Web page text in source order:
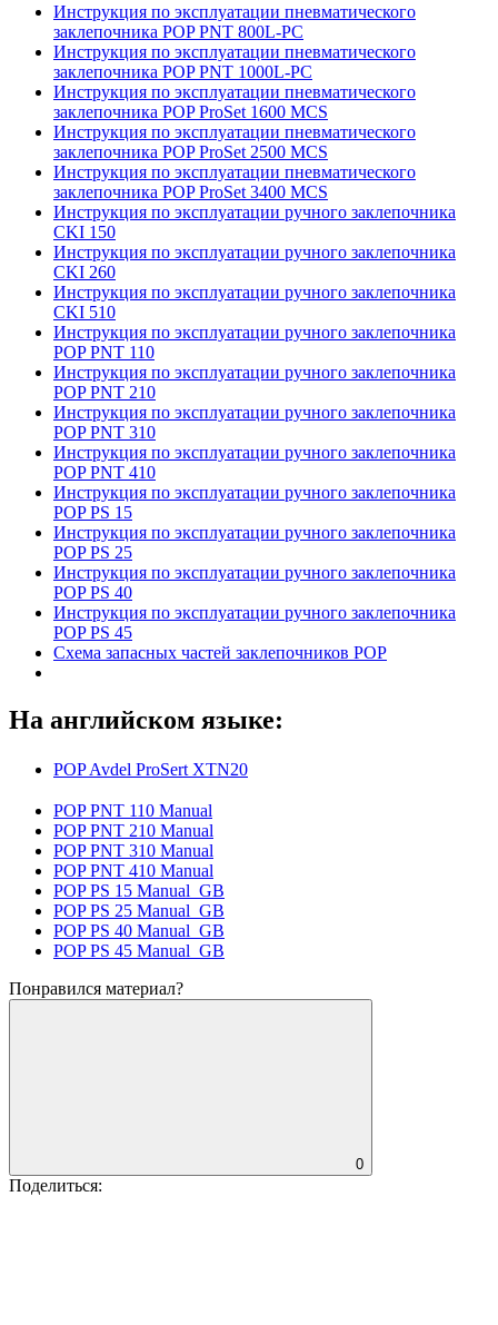
Инструкция по эксплуатации пневматического
заклепочника POP PNT 800L-PC
Инструкция по эксплуатации пневматического
заклепочника POP PNT 1000L-PC
Инструкция по эксплуатации пневматического
заклепочника POP ProSet 1600 MCS
Инструкция по эксплуатации пневматического
заклепочника POP ProSet 2500 MCS
Инструкция по эксплуатации пневматического
заклепочника POP ProSet 3400 MCS
Инструкция по эксплуатации ручного заклепочника
CKI 150
Инструкция по эксплуатации ручного заклепочника
CKI 260
Инструкция по эксплуатации ручного заклепочника
CKI 510
Инструкция по эксплуатации ручного заклепочника
POP PNT 110
Инструкция по эксплуатации ручного заклепочника
POP PNT 210
Инструкция по эксплуатации ручного заклепочника
POP PNT 310
Инструкция по эксплуатации ручного заклепочника
POP PNT 410
Инструкция по эксплуатации ручного заклепочника
POP PS 15
Инструкция по эксплуатации ручного заклепочника
POP PS 25
Инструкция по эксплуатации ручного заклепочника
POP PS 40
Инструкция по эксплуатации ручного заклепочника
POP PS 45
Схема запасных частей заклепочников POP
На английском языке:
POP Avdel ProSertXTN20
POP PNT 110 Manual
POP PNT 210 Manual
POP PNT 310 Manual
POP PNT 410 Manual
POP PS 15 Manual_GB
POP PS 25 Manual_GB
POP PS 40 Manual_GB
POP PS 45 Manual_GB
Понравился материал?
0
Поделиться: